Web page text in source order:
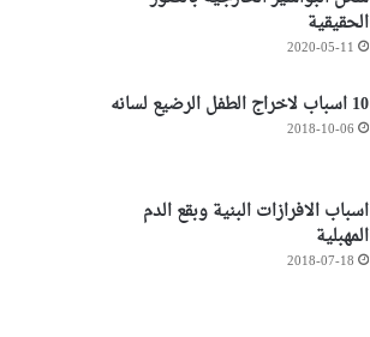
الحقيقية
2020-05-11
10 اسباب لاخراج الطفل الرضيع لسانه
2018-10-06
اسباب الافرازات البنية وبقع الدم
المهبلية
2018-07-18